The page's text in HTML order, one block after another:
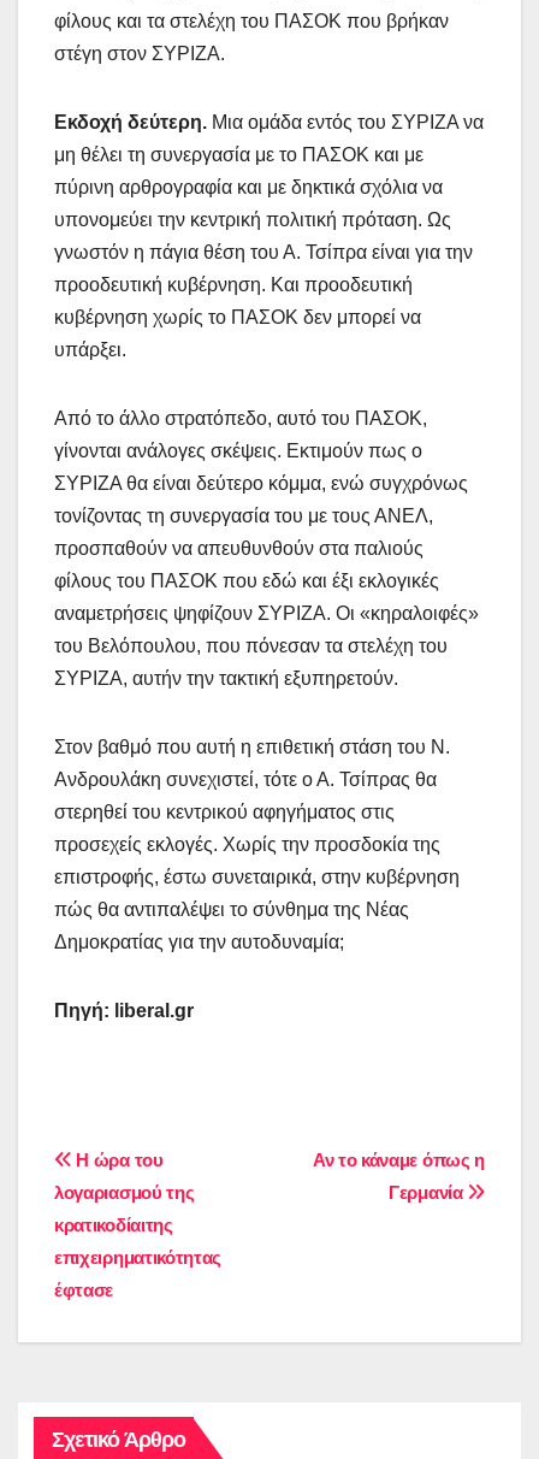
φίλους και τα στελέχη του ΠΑΣΟΚ που βρήκαν
στέγη στον ΣΥΡΙΖΑ.
Εκδοχή δεύτερη. Μια ομάδα εντός του ΣΥΡΙΖΑ να
μη θέλει τη συνεργασία με το ΠΑΣΟΚ και με
πύρινη αρθρογραφία και με δηκτικά σχόλια να
υπονομεύει την κεντρική πολιτική πρόταση. Ως
γνωστόν η πάγια θέση του Α. Τσίπρα είναι για την
προοδευτική κυβέρνηση. Και προοδευτική
κυβέρνηση χωρίς το ΠΑΣΟΚ δεν μπορεί να
υπάρξει.
Από το άλλο στρατόπεδο, αυτό του ΠΑΣΟΚ,
γίνονται ανάλογες σκέψεις. Εκτιμούν πως ο
ΣΥΡΙΖΑ θα είναι δεύτερο κόμμα, ενώ συγχρόνως
τονίζοντας τη συνεργασία του με τους ΑΝΕΛ,
προσπαθούν να απευθυνθούν στα παλιούς
φίλους του ΠΑΣΟΚ που εδώ και έξι εκλογικές
αναμετρήσεις ψηφίζουν ΣΥΡΙΖΑ. Οι «κηραλοιφές»
του Βελόπουλου, που πόνεσαν τα στελέχη του
ΣΥΡΙΖΑ, αυτήν την τακτική εξυπηρετούν.
Στον βαθμό που αυτή η επιθετική στάση του Ν.
Ανδρουλάκη συνεχιστεί, τότε ο Α. Τσίπρας θα
στερηθεί του κεντρικού αφηγήματος στις
προσεχείς εκλογές. Χωρίς την προσδοκία της
επιστροφής, έστω συνεταιρικά, στην κυβέρνηση
πώς θα αντιπαλέψει το σύνθημα της Νέας
Δημοκρατίας για την αυτοδυναμία;
Πηγή: liberal .gr
Πλοήγηση
άρθρων
Αν το κάναμε όπως η
Γερμανία
Η ώρα του
λογαριασμού της
κρατικοδίαιτης
επιχειρηματικότητας
έφτασε
Σχετικό Άρθρο